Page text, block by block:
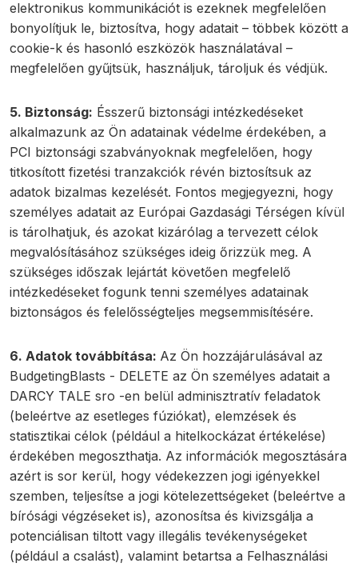
elektronikus kommunikációt is ezeknek megfelelően
bonyolítjuk le, biztosítva, hogy adatait – többek között a
cookie-k és hasonló eszközök használatával –
megfelelően gyűjtsük, használjuk, tároljuk és védjük.
5. Biztonság: Ésszerű biztonsági intézkedéseket
alkalmazunk az Ön adatainak védelme érdekében, a
PCI biztonsági szabványoknak megfelelően, hogy
titkosított fizetési tranzakciók révén biztosítsuk az
adatok bizalmas kezelését. Fontos megjegyezni, hogy
személyes adatait az Európai Gazdasági Térségen kívül
is tárolhatjuk, és azokat kizárólag a tervezett célok
megvalósításához szükséges ideig őrizzük meg. A
szükséges időszak lejártát követően megfelelő
intézkedéseket fogunk tenni személyes adatainak
biztonságos és felelősségteljes megsemmisítésére.
6. Adatok továbbítása: Az Ön hozzájárulásával az
BudgetingBlasts - DELETE az Ön személyes adatait a
DARCY TALE sro -en belül adminisztratív feladatok
(beleértve az esetleges fúziókat), elemzések és
statisztikai célok (például a hitelkockázat értékelése)
érdekében megoszthatja. Az információk megosztására
azért is sor kerül, hogy védekezzen jogi igényekkel
szemben, teljesítse a jogi kötelezettségeket (beleértve a
bírósági végzéseket is), azonosítsa és kivizsgálja a
potenciálisan tiltott vagy illegális tevékenységeket
(például a csalást), valamint betartsa a Felhasználási